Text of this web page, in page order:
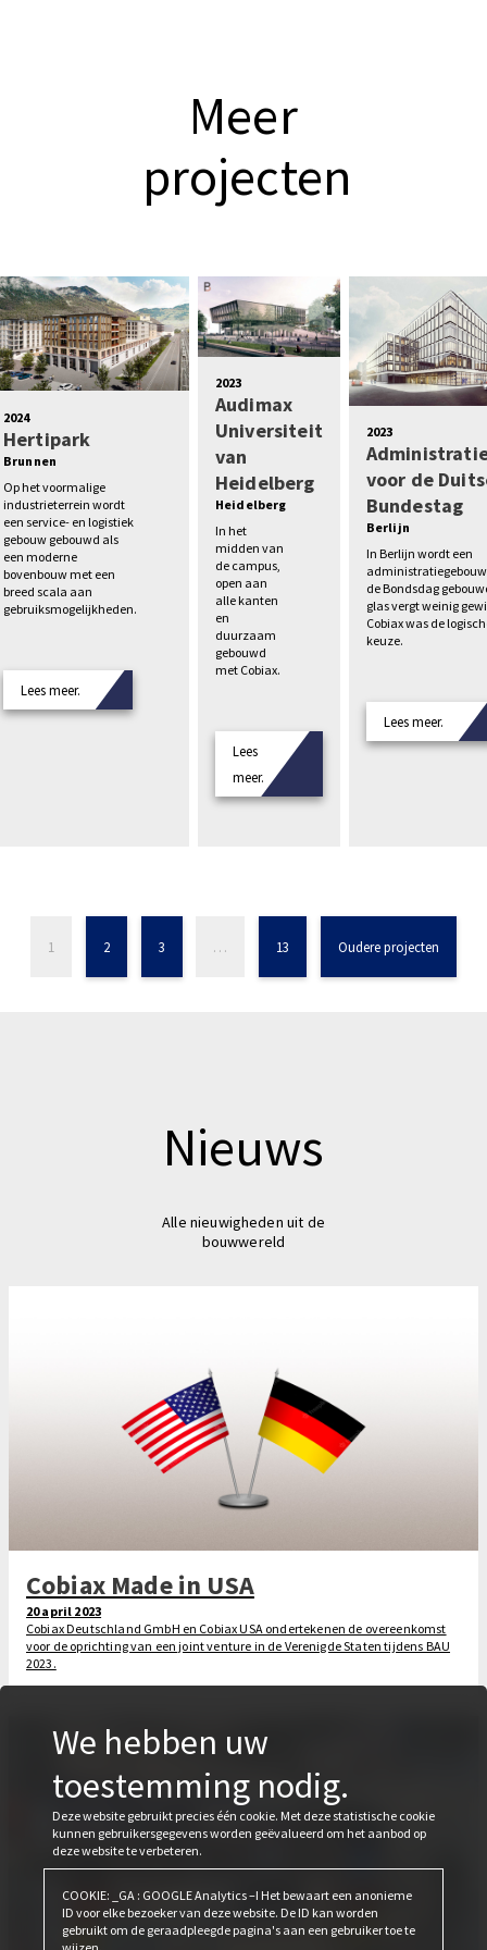
Meer
projecten
2024
Hertipark
Brunnen
Op het voormalige
industrieterrein wordt
een service- en logistiek
gebouw gebouwd als
een moderne
bovenbouw met een
breed scala aan
gebruiksmogelijkheden.
Lees meer.
2023
Audimax
Universiteit
van
Heidelberg
Heidelberg
In het
midden van
de campus,
open aan
alle kanten
en
duurzaam
gebouwd
met Cobiax.
Lees
meer.
2023
voor de
Bundestag
Berlijn
In Berlijn wordt een
de Bondsdag
glas vergt weinig
Cobiax was de
keuze.
Lees meer.
1 2 3 … 13 Oudere projecten
Nieuws
Alle nieuwigheden uit de
bouwwereld
Cobiax Made in USA
20 april 2023
Cobiax Deutschland GmbH en Cobiax USA ondertekenen de overeenkomst
voor de oprichting van een joint venture in de Verenigde Staten tijdens BAU
2023.
We hebben uw
toestemming nodig.
Deze website gebruikt precies één cookie. Met deze statistische cookie
kunnen gebruikersgegevens worden geëvalueerd om het aanbod op
deze website te verbeteren.
COOKIE: _GA : GOOGLE Analytics –I Het bewaart een anonieme
ID voor elke bezoeker van deze website. De ID kan worden
gebruikt om de geraadpleegde pagina's aan een gebruiker toe te